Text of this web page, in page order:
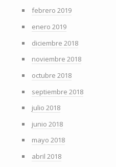
febrero 2019
enero 2019
diciembre 2018
noviembre 2018
octubre 2018
septiembre 2018
julio 2018
junio 2018
mayo 2018
abril 2018